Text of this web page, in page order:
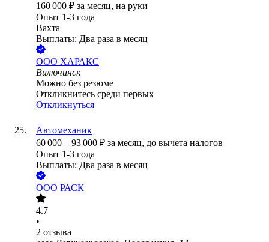
160 000 ₽ за месяц, на руки
Опыт 1-3 года
Вахта
Выплаты: Два раза в месяц
ООО ХАРАКС
Вилючинск
Можно без резюме
Откликнитесь среди первых
Откликнуться
Автомеханик
60 000 – 93 000 ₽ за месяц, до вычета налогов
Опыт 1-3 года
Выплаты: Два раза в месяц
ООО РАСК
4.7
•
2 отзыва